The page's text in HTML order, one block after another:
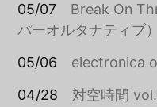
05/07 Break On
パーオルタナティブ）
05/06 electronica
04/28 対空時間